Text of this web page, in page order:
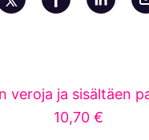
veroja ja sisältäen
10,70 €